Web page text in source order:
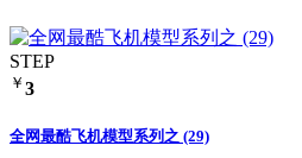
STEP
￥ 3
全网最酷飞机模型系列之 (29)